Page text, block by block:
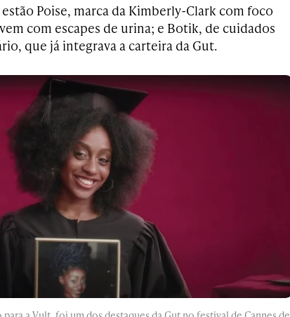
Poise, marca da Kimberly-Clark com foco
com escapes de urina; e Botik, de cuidados
que já integrava a carteira da Gut.